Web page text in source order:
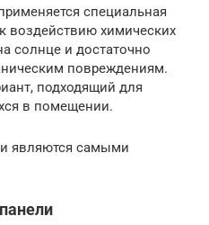
специальная
воздействию химических
солнце и достаточно
повреждениям.
подходящий для
в помещении.
являются самыми